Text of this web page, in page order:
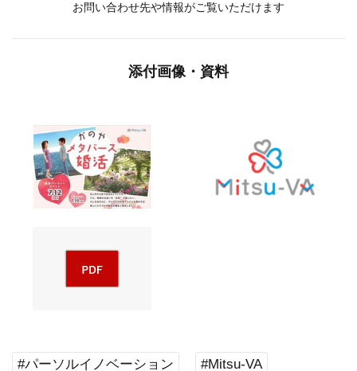
お問い合わせ先や情報がご覧いただけます
添付画像・資料
#パーソルイノベーション #Mitsu-VA